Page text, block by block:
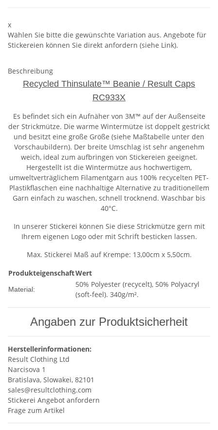
x
Wählen Sie bitte die gewünschte Variation aus. Angebote für
Stickereien können Sie direkt anfordern (siehe Link).
Beschreibung
Recycled Thinsulate™ Beanie / Result Caps
RC933X
Es befindet sich ein Aufnäher von 3M™ auf der Außenseite
der Strickmütze. Die warme Wintermütze ist doppelt gestrickt
und besitzt eine große Größe (siehe Maßtabelle unter den
Vorschaubildern). Der breite Umschlag ist sehr angenehm
weich, ideal zum aufbringen von Stickereien geeignet.
Hergestellt ist die Wintermütze aus hochwertigem,
umweltverträglichem Filamentgarn aus 100% recycelten PET-
Plastikflaschen eine nachhaltige Alternative zu traditionellem
Garn einfach zu waschen, schnell trocknend. Waschbar bis
40°C.
In unserer Stickerei können Sie diese Strickmütze gern mit
Ihrem eigenen Logo oder mit Schrift besticken lassen.
Max. Stickerei Maß auf Krempe: 13,00cm x 5,50cm.
ProdukteigenschaftWert
Material:
50% Polyester (recycelt), 50% Polyacryl
(soft-feel). 340g/m².
Angaben zur Produktsicherheit
Herstellerinformationen:
Result Clothing Ltd
Narcisova 1
Bratislava, Slowakei, 82101
sales@resultclothing.com
Stickerei Angebot anfordern
Frage zum Artikel